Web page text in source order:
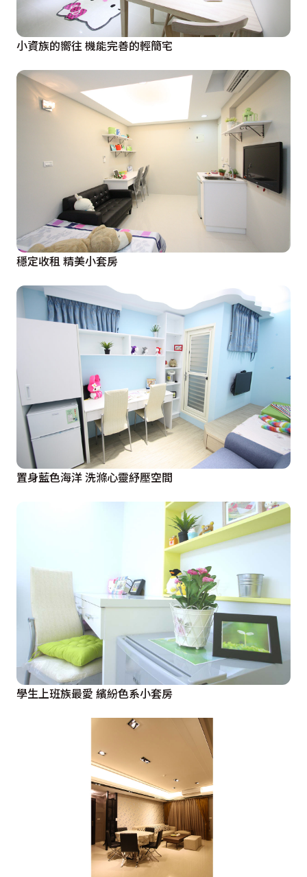
小資族的嚮往 機能完善的輕簡宅
穩定收租 精美小套房
置身藍色海洋 洗滌心靈紓壓空間
學生上班族最愛 繽紛色系小套房